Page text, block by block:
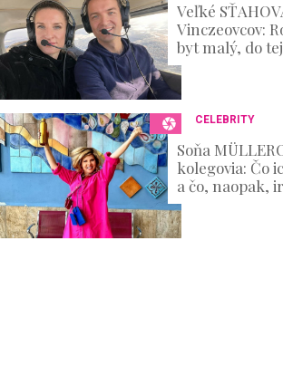
Veľké
Vinczeovcov:
byt malý, do
sa s drobcami
CELEBRITY
Soňa
kolegovia: Čo
a čo, naopak,